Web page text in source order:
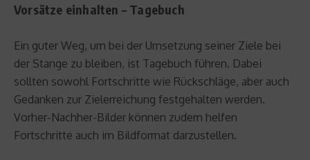
Vorsätze einhalten – Tagebuch
Ein guter Weg, um bei der Umsetzung seiner Ziele bei
der Stange zu bleiben, ist Tagebuch führen. Dabei
sollten sowohl Fortschritte wie Rückschläge, aber auch
Gedanken zur Zielerreichung festgehalten werden.
Vorher-Nachher-Bilder können zudem helfen
Fortschritte auch im Bildformat darzustellen.